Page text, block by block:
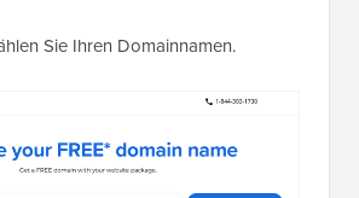
Sie Ihren Domainnamen.